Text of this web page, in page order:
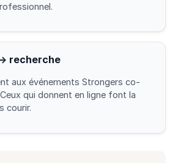
recherche
aux événements Strongers co-
qui donnent en ligne font la
courir.